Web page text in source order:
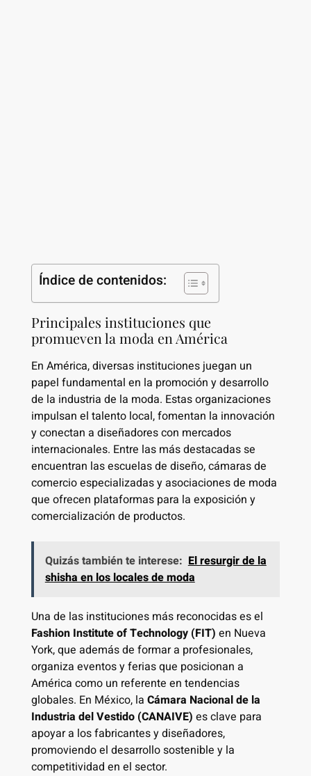
Índice de contenidos:
Principales instituciones que
promueven la moda en América
En América, diversas instituciones juegan un
papel fundamental en la promoción y desarrollo
de la industria de la moda. Estas organizaciones
impulsan el talento local, fomentan la innovación
y conectan a diseñadores con mercados
internacionales. Entre las más destacadas se
encuentran las escuelas de diseño, cámaras de
comercio especializadas y asociaciones de moda
que ofrecen plataformas para la exposición y
comercialización de productos.
Quizás también te interese: El resurgir de la
shisha en los locales de moda
Una de las instituciones más reconocidas es el
Fashion Institute of Technology (FIT) en Nueva
York, que además de formar a profesionales,
organiza eventos y ferias que posicionan a
América como un referente en tendencias
globales. En México, la Cámara Nacional de la
Industria del Vestido (CANAIVE) es clave para
apoyar a los fabricantes y diseñadores,
promoviendo el desarrollo sostenible y la
competitividad en el sector.